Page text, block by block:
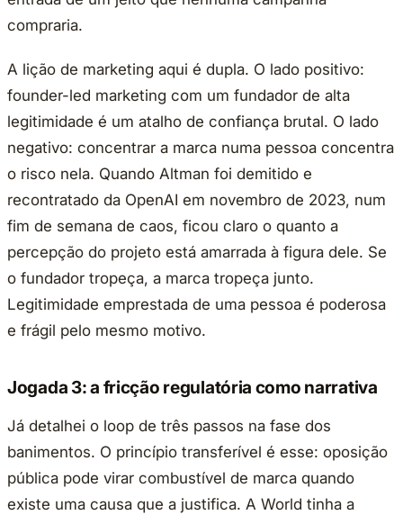
compraria.
A lição de marketing aqui é dupla. O lado positivo:
founder-led marketing com um fundador de alta
legitimidade é um atalho de confiança brutal. O lado
negativo: concentrar a marca numa pessoa concentra
o risco nela. Quando Altman foi demitido e
recontratado da OpenAI em novembro de 2023, num
fim de semana de caos, ficou claro o quanto a
percepção do projeto está amarrada à figura dele. Se
o fundador tropeça, a marca tropeça junto.
Legitimidade emprestada de uma pessoa é poderosa
e frágil pelo mesmo motivo.
Jogada 3: a fricção regulatória como narrativa
Já detalhei o loop de três passos na fase dos
banimentos. O princípio transferível é esse: oposição
pública pode virar combustível de marca quando
existe uma causa que a justifica. A World tinha a